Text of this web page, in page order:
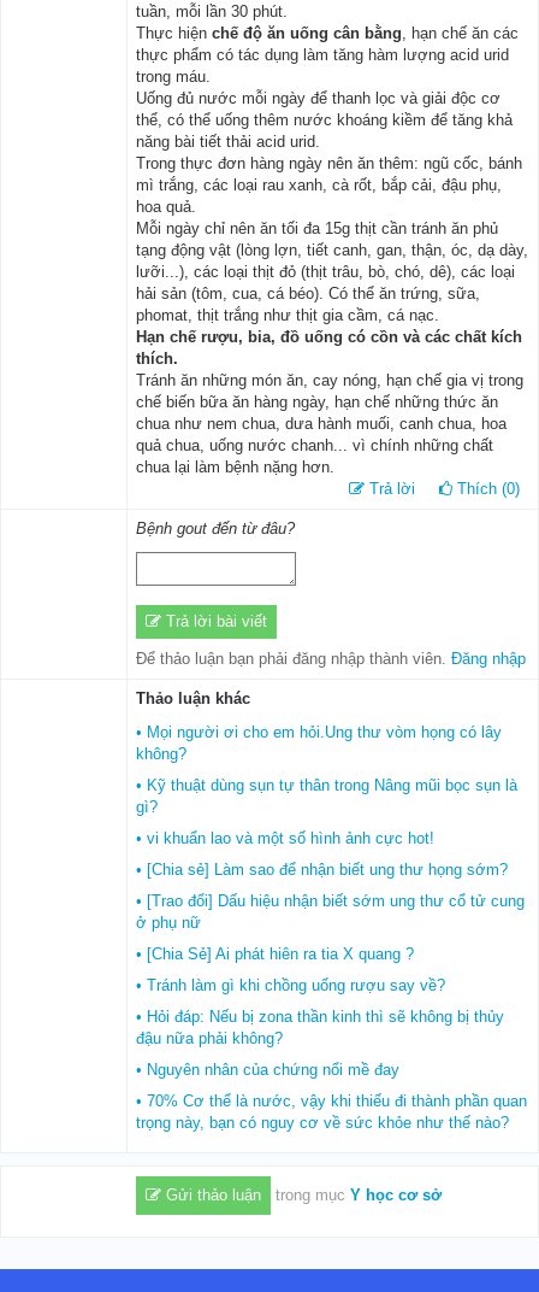
tuần, mỗi lần 30 phút.
Thực hiện chế độ ăn uống cân bằng, hạn chế ăn các
thực phẩm có tác dụng làm tăng hàm lượng acid urid
trong máu.
Uống đủ nước mỗi ngày để thanh lọc và giải độc cơ
thể, có thể uống thêm nước khoáng kiềm để tăng khả
năng bài tiết thải acid urid.
Trong thực đơn hàng ngày nên ăn thêm: ngũ cốc, bánh
mì trắng, các loại rau xanh, cà rốt, bắp cải, đậu phụ,
hoa quả.
Mỗi ngày chỉ nên ăn tối đa 15g thịt cần tránh ăn phủ
tạng động vật (lòng lợn, tiết canh, gan, thận, óc, dạ dày,
lưỡi...), các loại thịt đỏ (thịt trâu, bò, chó, dê), các loại
hải sản (tôm, cua, cá béo). Có thể ăn trứng, sữa,
phomat, thịt trắng như thịt gia cầm, cá nạc.
Hạn chế rượu, bia, đồ uống có cồn và các chất kích
thích.
Tránh ăn những món ăn, cay nóng, hạn chế gia vị trong
chế biến bữa ăn hàng ngày, hạn chế những thức ăn
chua như nem chua, dưa hành muối, canh chua, hoa
quả chua, uống nước chanh... vì chính những chất
chua lại làm bệnh nặng hơn.
Trả lời
Thích (0)
Bệnh gout đến từ đâu?
Trả lời bài viết
Để thảo luận bạn phải đăng nhập thành viên. Đăng nhập
Thảo luận khác
• Mọi người ơi cho em hỏi.Ung thư vòm họng có lây
không?
• Kỹ thuật dùng sụn tự thân trong Nâng mũi bọc sụn là
gì?
• vi khuẩn lao và một số hình ảnh cực hot!
• [Chia sẻ] Làm sao để nhận biết ung thư họng sớm?
• [Trao đổi] Dấu hiệu nhận biết sớm ung thư cổ tử cung
ở phụ nữ
• [Chia Sẻ] Ai phát hiên ra tia X quang ?
• Tránh làm gì khi chồng uống rượu say về?
• Hỏi đáp: Nếu bị zona thần kinh thì sẽ không bị thủy
đậu nữa phải không?
• Nguyên nhân của chứng nổi mề đay
• 70% Cơ thể là nước, vậy khi thiếu đi thành phần quan
trọng này, bạn có nguy cơ về sức khỏe như thế nào?
Gửi thảo luận trong mục Y học cơ sở